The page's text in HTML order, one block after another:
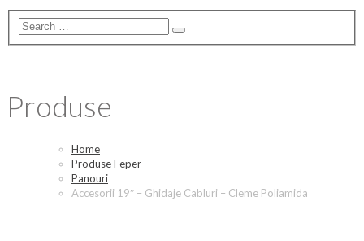
Produse
Home
Produse Feper
Panouri
Accesorii 19″ – Ghidaje Cabluri – Cleme Poliamida